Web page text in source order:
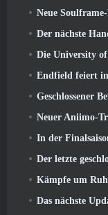
Neue
Der nächste Handlungsbogen
Die University of Silicon Valley
Endfield feiert im
Geschlossener Betatest
Neuer Aniimo-Trailer
In der
Der letzte geschlossene
Kämpfe um
Das nächste Update